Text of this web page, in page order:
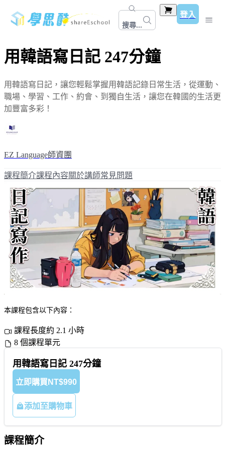
搜尋...
登入
用韓語寫日記 247分鐘
用韓語寫日記，讓您輕鬆掌握用韓語記錄日常生活，從運動、
職場、學習、工作、約會、到獨自生活，讓您在韓國的生活更
加豐富多彩！
EZ Language師資團
課程簡介課程內容關於講師常見問題
本課程包含以下內容：
課程長度約 2.1 小時
8 個課程單元
用韓語寫日記 247分鐘
立即購買 NT$990
添加至購物車
課程簡介